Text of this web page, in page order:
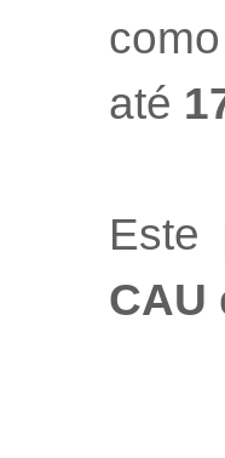
como
até
Este
CAU